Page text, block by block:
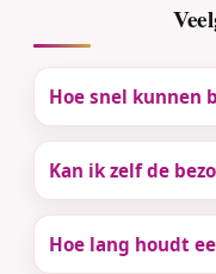
Hoe snel kunnen
Kan ik zelf de
Hoe lang houdt